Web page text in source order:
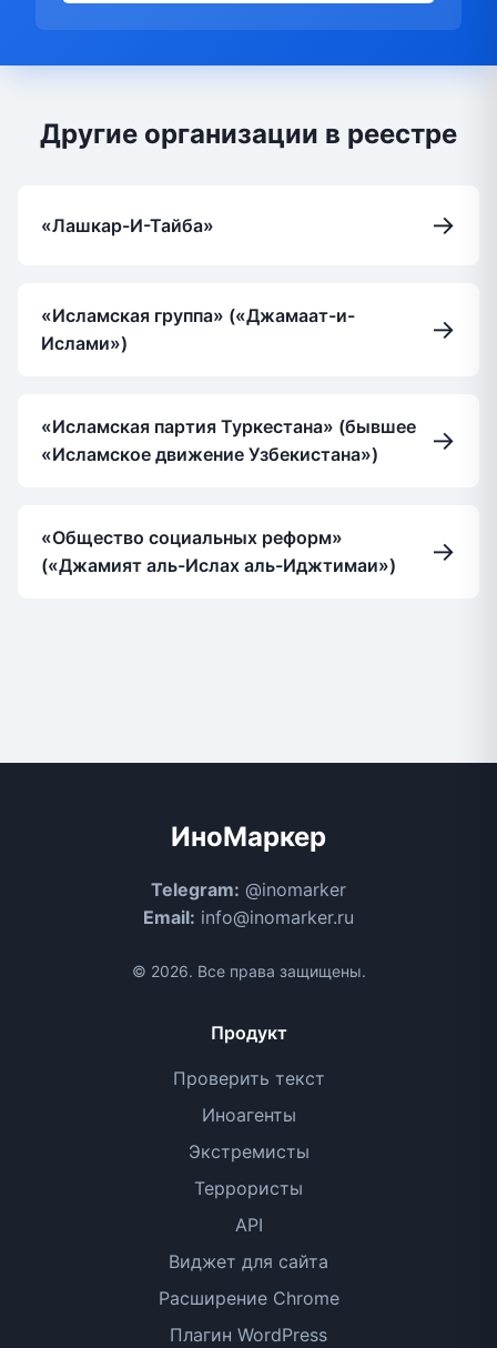
Другие организации в реестре
«Лашкар-И-Тайба» →
«Исламская группа» («Джамаат-и-
Ислами»)
→
«Исламская партия Туркестана» (бывшее
«Исламское движение Узбекистана»)
→
«Общество социальных реформ»
(«Джамият аль-Ислах аль-Иджтимаи»)
→
ИноМаркер
Telegram: @inomarker
Email: info@inomarker.ru
© 2026. Все права защищены.
Продукт
Проверить текст
Иноагенты
Экстремисты
Террористы
API
Виджет для сайта
Расширение Chrome
Плагин WordPress